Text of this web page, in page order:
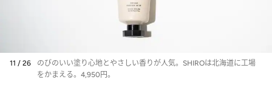
11 / 26
のびのいい塗り心地とやさしい香りが人気。SHIROは北海道に工場
をかまえる。4,950円。